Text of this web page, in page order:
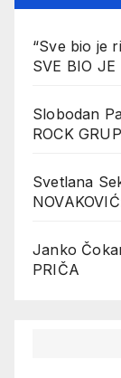
“Sve bio je
SVE BIO
Slobodan
ROCK
Svetlana
Janko
PRIČA